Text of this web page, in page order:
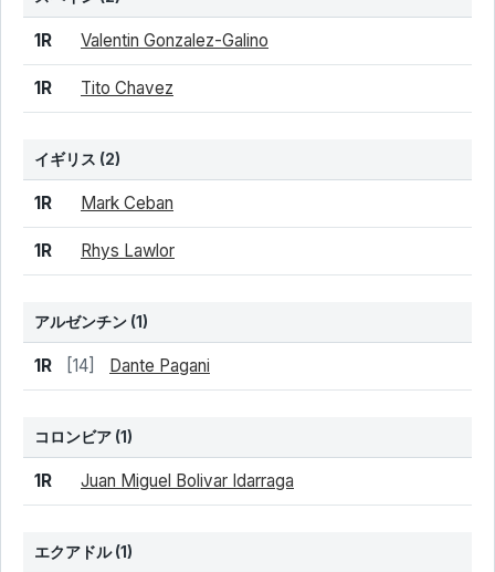
結果 シード 選手名
1R Valentin Gonzalez-Galino
1R Tito Chavez
イギリス (2)
結果 シード 選手名
1R Mark Ceban
1R Rhys Lawlor
アルゼンチン (1)
結果 シード 選手名
1R [14] Dante Pagani
コロンビア (1)
結果 シード 選手名
1R Juan Miguel Bolivar Idarraga
エクアドル(1)